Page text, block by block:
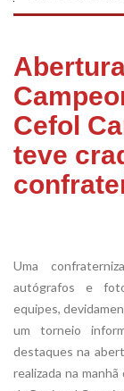
Cefol
teve
Uma
autógrafos e
equipes,
um torneio
destaques na
realizada na